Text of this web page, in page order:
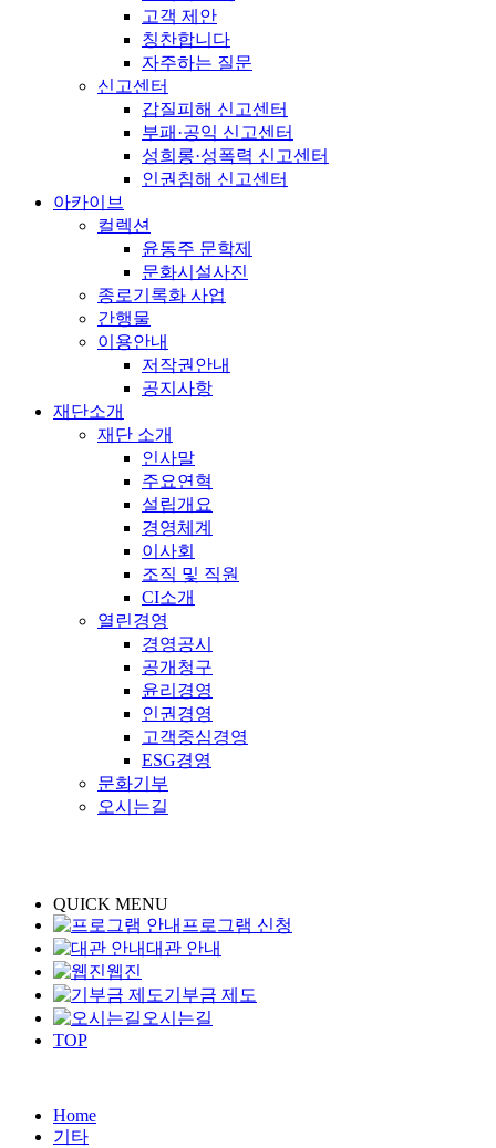
고객 제안
칭찬합니다
자주하는 질문
신고센터
갑질피해 신고센터
부패·공익 신고센터
성희롱·성폭력 신고센터
인권침해 신고센터
아카이브
컬렉션
윤동주 문학제
문화시설사진
종로기록화 사업
간행물
이용안내
저작권안내
공지사항
재단소개
재단 소개
인사말
주요연혁
설립개요
경영체계
이사회
조직 및 직원
CI소개
열린경영
경영공시
공개청구
윤리경영
인권경영
고객중심경영
ESG경영
문화기부
오시는길
QUICK MENU
프로그램 신청
대관 안내
웹진
기부금 제도
오시는길
TOP
Home
기타